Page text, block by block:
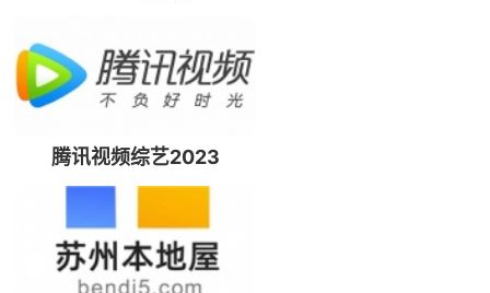
腾讯视频综艺2023